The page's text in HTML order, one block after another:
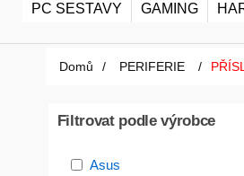
PC SESTAVY GAMING
Domů / PERIFERIE /
Filtrovat podle výrobce
Asus